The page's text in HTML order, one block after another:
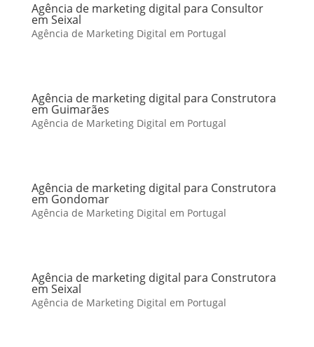
Agência de marketing digital para Consultor
em Seixal
Agência de Marketing Digital em Portugal
Agência de marketing digital para Construtora
em Guimarães
Agência de Marketing Digital em Portugal
Agência de marketing digital para Construtora
em Gondomar
Agência de Marketing Digital em Portugal
Agência de marketing digital para Construtora
em Seixal
Agência de Marketing Digital em Portugal